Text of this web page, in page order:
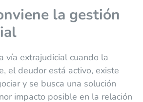
la gestión
vía extrajudicial cuando la
el deudor está activo, existe
y se busca una solución
impacto posible en la relación